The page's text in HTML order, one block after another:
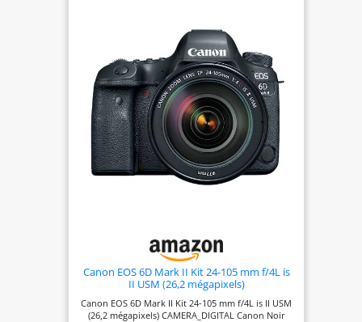
Canon EOS 6D Mark II Kit 24-105 mm f/4L is
II USM (26,2 mégapixels)
Canon EOS 6D Mark II Kit 24-105 mm f/4L is II USM
(26,2 mégapixels) CAMERA_DIGITAL Canon Noir